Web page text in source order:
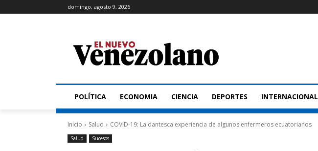
domingo, agosto 9, 2026
POLÍTICA ECONOMIA CIENCIA DEPORTES INTERNACIONAL
Inicio Salud COVID-19: La dantesca experiencia de algunos enfermeros ecuatorianos
Salud Sucesos